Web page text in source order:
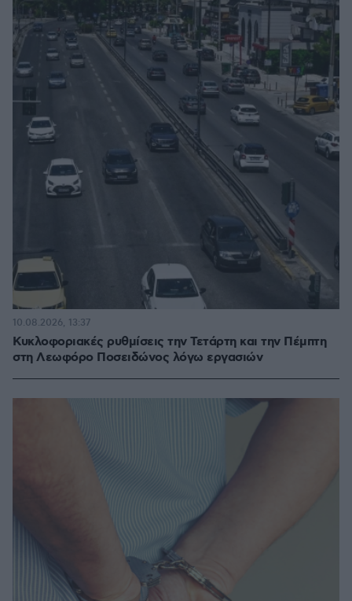
Κυκλοφοριακές ρυθμίσεις την Τετάρτη και την Πέμπτη
στη Λεωφόρο Ποσειδώνος λόγω εργασιών
10.08.2026, 13:37